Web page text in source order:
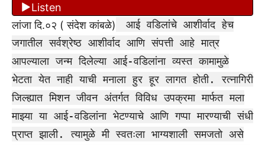
Listen
लांजा दि.०२ ( संदेश कांबळे)
आई वडिलांचे आशीर्वाद हेच
जगातील सर्वश्रेष्ठ आशीर्वाद आणि संपत्ती आहे मात्र
आपल्याला जन्म दिलेल्या आई-वडिलांना व्यस्त कामामुळे
भेटता येत नाही याची मनाला हुर हूर लागत होती. रत्नागिरी
जिल्ह्यात मिशन जीवन अंतर्गत विविध उपक्रमा मार्फत मला
माझ्या या आई-वडिलांना भेटण्याचे आणि गप्पा मारण्याची संधी
प्राप्त झाली. त्यामुळे मी स्वतःला भाग्यशाली समजतो असे